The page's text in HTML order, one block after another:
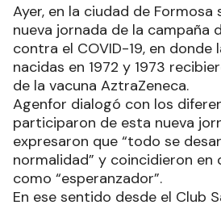
Ayer, en la ciudad de Formosa
nueva jornada de la campaña
contra el COVID-19, en donde
nacidas en 1972 y 1973
de la vacuna AztraZeneca.
Agenfor dialogó con los
participaron de esta nueva
expresaron que “todo se
normalidad” y coincidieron en
como “esperanzador”.
En ese sentido desde el Club